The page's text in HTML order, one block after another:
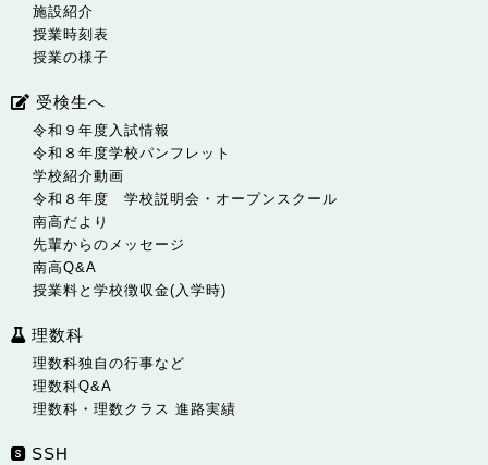
施設紹介
授業時刻表
授業の様子
受検生へ
令和９年度入試情報
令和８年度学校パンフレット
学校紹介動画
令和８年度 学校説明会・オープンスクール
南高だより
先輩からのメッセージ
南高Q&A
授業料と学校徴収金(入学時)
理数科
理数科独自の行事など
理数科Q&A
理数科・理数クラス 進路実績
SSH